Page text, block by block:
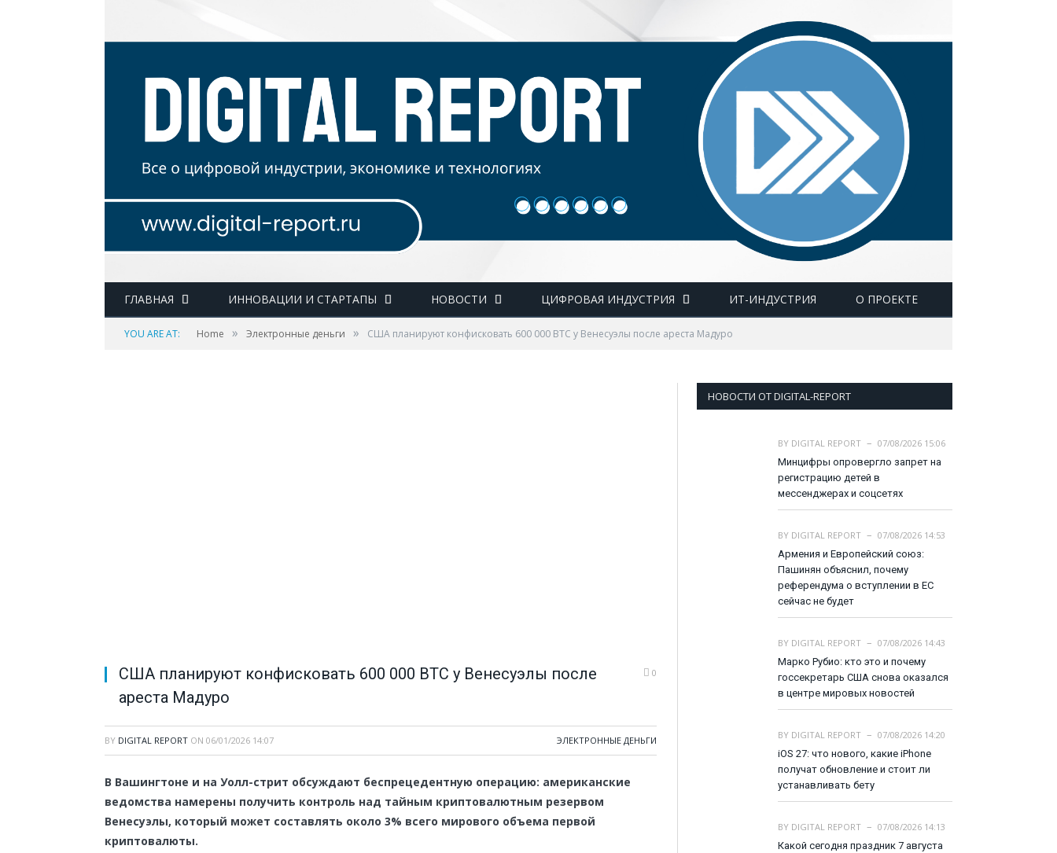
ГЛАВНАЯ ИННОВАЦИИ И СТАРТАПЫ НОВОСТИ ЦИФРОВАЯ ИНДУСТРИЯ ИТ-ИНДУСТРИЯ О ПРОЕКТЕ
YOU ARE AT: Home » Электронные деньги » США планируют конфисковать 600 000 BTC у Венесуэлы после ареста Мадуро
США планируют конфисковать 600 000 BTC у Венесуэлы после
ареста Мадуро
0
BY DIGITAL REPORT ON 06/01/2026 14:07 ЭЛЕКТРОННЫЕ ДЕНЬГИ
В Вашингтоне и на Уолл-стрит обсуждают беспрецедентную операцию: американские
ведомства намерены получить контроль над тайным криптовалютным резервом
Венесуэлы, который может составлять около 3% всего мирового объема первой
криптовалюты.
НОВОСТИ ОТ DIGITAL-REPORT
BY DIGITAL REPORT
07/08/2026 15:06
Минцифры опровергло запрет на
регистрацию детей в
мессенджерах и соцсетях
BY DIGITAL REPORT
07/08/2026 14:53
Армения и Европейский союз:
Пашинян объяснил, почему
референдума о вступлении в ЕС
сейчас не будет
BY DIGITAL REPORT
07/08/2026 14:43
Марко Рубио: кто это и почему
госсекретарь США снова оказался
в центре мировых новостей
BY DIGITAL REPORT
07/08/2026 14:20
iOS 27: что нового, какие iPhone
получат обновление и стоит ли
устанавливать бету
BY DIGITAL REPORT
07/08/2026 14:13
Какой сегодня праздник 7 августа